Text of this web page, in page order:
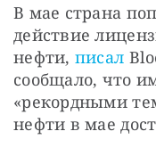
В мае страна
действие
нефти, писал
сообщало, что
«рекордными
нефти в мае